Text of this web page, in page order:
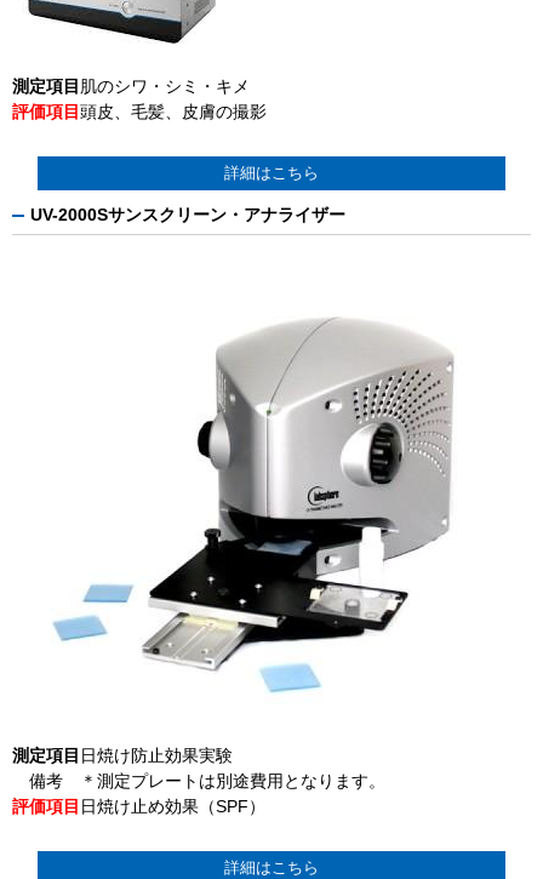
測定項目 肌のシワ・シミ・キメ
評価項目頭皮、毛髪、皮膚の撮影
詳細はこちら
UV-2000Sサンスクリーン・アナライザー
測定項目 日焼け防止効果実験
備考
＊測定プレートは別途費用となります。
評価項目 日焼け止め効果（SPF）
詳細はこちら